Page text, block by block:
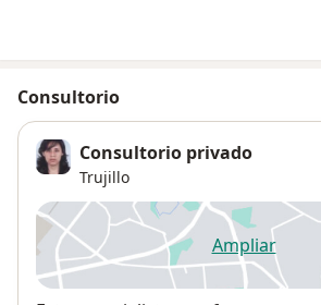
Consultorio
Consultorio privado
Trujillo
Ampliar
se abre